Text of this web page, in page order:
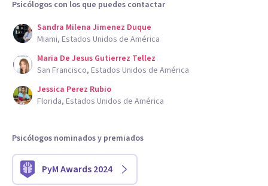
Psicólogos con los que puedes contactar
Sandra Milena Jimenez Duque
Miami, Estados Unidos de América
Maria De Jesus Gutierrez Tellez
San Francisco, Estados Unidos de América
Jessica Perez Rubio
Florida, Estados Unidos de América
Psicólogos nominados y premiados
PyM Awards 2024